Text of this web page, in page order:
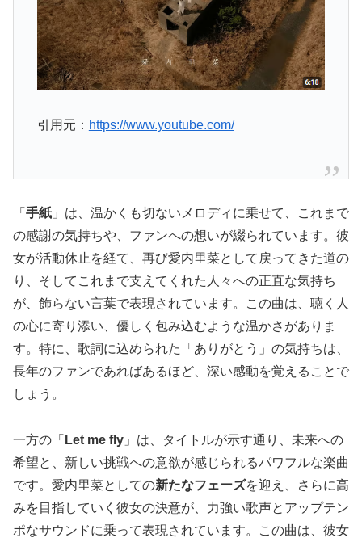
引用元： https://www.youtube.com/
「 手紙 」は、温かくも切ないメロディに乗せて、これまで
の感謝の気持ちや、ファンへの想いが綴られています。彼
女が活動休止を経て、再び愛内里菜として戻ってきた道の
り、そしてこれまで支えてくれた人々への正直な気持ち
が、飾らない言葉で表現されています。この曲は、聴く人
の心に寄り添い、優しく包み込むような温かさがありま
す。特に、歌詞に込められた「ありがとう」の気持ちは、
長年のファンであればあるほど、深い感動を覚えることで
しょう。
一方の「 Let me fly 」は、タイトルが示す通り、未来への
希望と、新しい挑戦への意欲が感じられるパワフルな楽曲
です。愛内里菜としての新たなフェーズを迎え、さらに高
みを目指していく彼女の決意が、力強い歌声とアップテン
ポなサウンドに乗って表現されています。この曲は、彼女